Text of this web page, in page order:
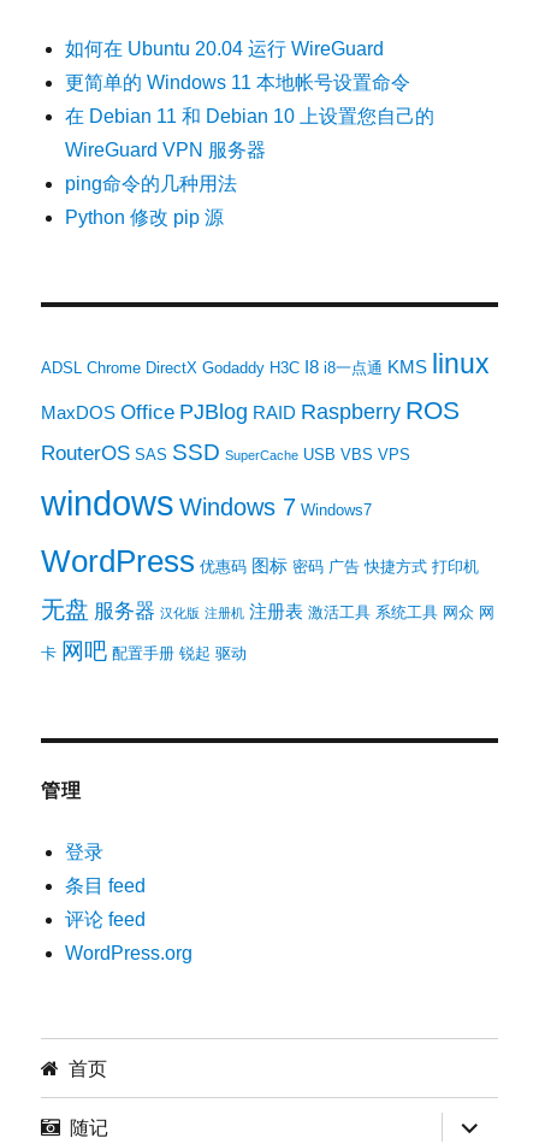
如何在 Ubuntu 20.04 运行 WireGuard
更简单的 Windows 11 本地帐号设置命令
在 Debian 11 和 Debian 10 上设置您自己的
WireGuard VPN 服务器
ping命令的几种用法
Python 修改 pip 源
ADSL Chrome DirectX Godaddy H3C I8 i8一点通 KMS linux
MaxDOS Office PJBlog RAID Raspberry ROS
RouterOS SAS SSD SuperCache USB VBS VPS
windows Windows 7 Windows7
WordPress 优惠码 图标 密码 广告 快捷方式 打印机
无盘 服务器 汉化版 注册机 注册表 激活工具 系统工具 网众 网
卡 网吧 配置手册 锐起 驱动
管理
登录
条目 feed
评论 feed
WordPress.org
首页
随记 展